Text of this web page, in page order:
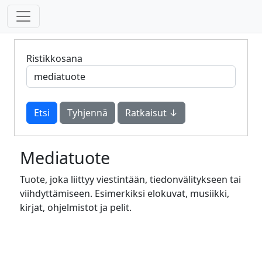
Ristikkosana
Tyhjennä Ratkaisut ↓
Mediatuote
Tuote, joka liittyy viestintään, tiedonvälitykseen tai
viihdyttämiseen. Esimerkiksi elokuvat, musiikki,
kirjat, ohjelmistot ja pelit.